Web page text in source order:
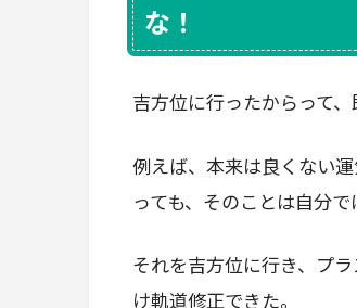
な！
吉方位に行ったからって、
例えば、本来は良くない
っても、そのことは自分で
それを吉方位に行き、プ
け軌道修正できた。